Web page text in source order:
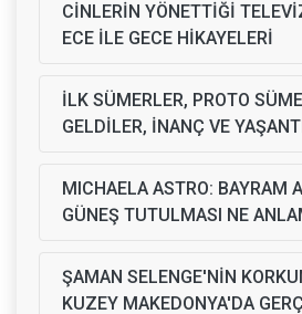
CİNLERİN YÖNETTİĞİ
ECE İLE GECE HİKAYELERİ
İLK SÜMERLER, PROTO
GELDİLER, İNANÇ VE
MICHAELA ASTRO: BAYRAM
GÜNEŞ TUTULMASI NE
ŞAMAN SELENGE'NİN
KUZEY MAKEDONYA'DA